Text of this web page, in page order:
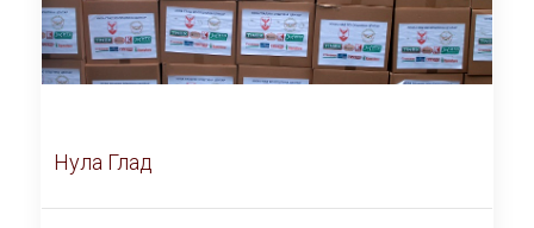
Нула Глад